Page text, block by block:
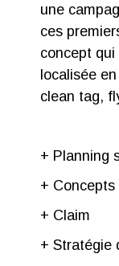
une
ces
concept
localisée
clean tag,
+ Planning
+
+ Claim
+ Stratégie